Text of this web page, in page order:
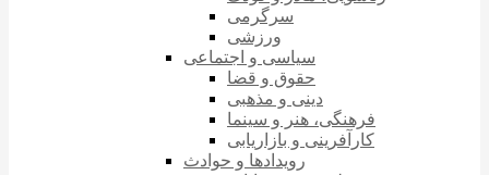
سرگرمی
ورزشی
سیاسی و اجتماعی
حقوق و قضا
دینی و مذهبی
فرهنگی، هنر و سینما
کارآفرینی و بازاریابی
رویدادها و حوادث